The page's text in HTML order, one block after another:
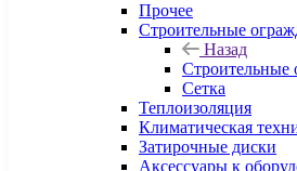
Прочее
Строительные
Назад
Строительные
Сетка
Теплоизоляция
Климатическая
Затирочные диски
Аксессуары к